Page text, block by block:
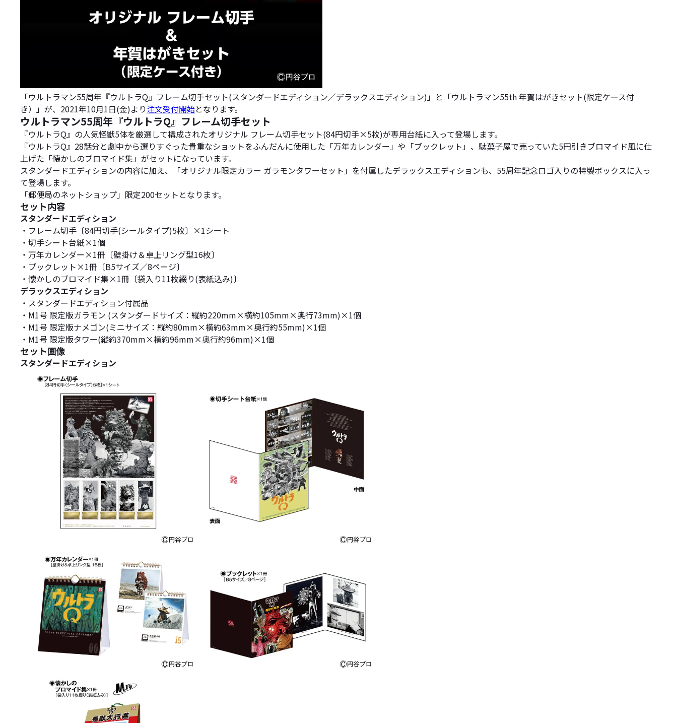
「ウルトラマン55周年『ウルトラQ』フレーム切手セット(スタンダードエディション／デラックスエディション)」と「ウルトラマン55th 年賀はがきセット(限定ケース付
き）」が、2021年10月1日(金)より注文受付開始となります。
ウルトラマン55周年『ウルトラQ』フレーム切手セット
『ウルトラQ』の人気怪獣5体を厳選して構成されたオリジナル フレーム切手セット(84円切手×5枚)が専用台紙に入って登場します。
『ウルトラQ』28話分と劇中から選りすぐった貴重なショットをふんだんに使用した「万年カレンダー」や「ブックレット」、駄菓子屋で売っていた5円引きブロマイド風に仕
上げた「懐かしのブロマイド集」がセットになっています。
スタンダードエディションの内容に加え、「オリジナル限定カラー ガラモンタワーセット」を付属したデラックスエディションも、55周年記念ロゴ入りの特製ボックスに入っ
て登場します。
「郵便局のネットショップ」限定200セットとなります。
セット内容
スタンダードエディション
・フレーム切手〔84円切手(シールタイプ)5枚〕×1シート
・切手シート台紙×1個
・万年カレンダー×1冊〔壁掛け＆卓上リング型16枚〕
・ブックレット×1冊〔B5サイズ／8ページ〕
・懐かしのブロマイド集×1冊〔袋入り11枚綴り(表紙込み)〕
デラックスエディション
・スタンダードエディション付属品
・M1号 限定版ガラモン (スタンダードサイズ：縦約220mm×横約105mm×奥行73mm)×1個
・M1号 限定版ナメゴン(ミニサイズ：縦約80mm×横約63mm×奥行約55mm)×1個
・M1号 限定版タワー(縦約370mm×横約96mm×奥行約96mm)×1個
セット画像
スタンダードエディション